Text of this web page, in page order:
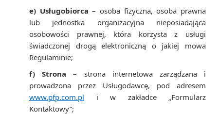
e) Usługobiorca – osoba fizyczna, osoba prawna
lub jednostka organizacyjna nieposiadająca
osobowości prawnej, która korzysta z usługi
świadczonej drogą elektroniczną o jakiej mowa
Regulaminie;
f) Strona – strona internetowa zarządzana i
prowadzona przez Usługodawcę, pod adresem
www.pfp.com.pl i w zakładce „Formularz
Kontaktowy”;